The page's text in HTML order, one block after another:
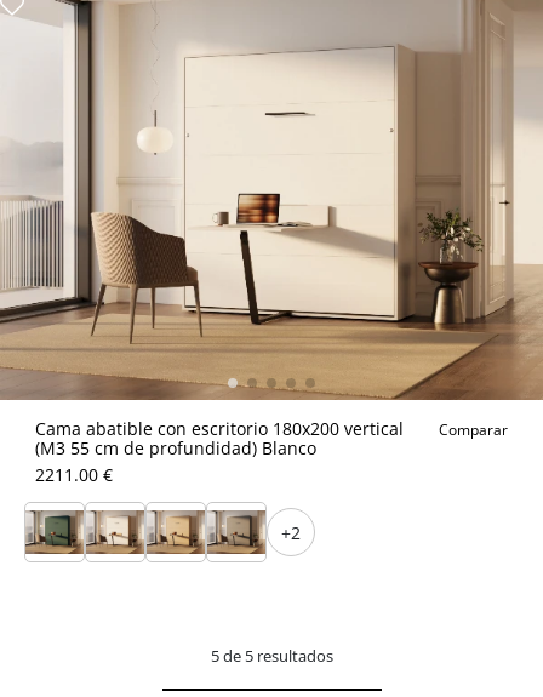
Cama abatible con escritorio 180x200 vertical
(M3 55 cm de profundidad) Blanco
Comparar
2211.00 €
+2
5 de 5 resultados